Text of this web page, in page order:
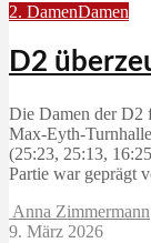
2. DamenDamen
D2
Die Damen der D2
(25:23, 25:13,
Partie war geprägt
Anna Zimmermann
9. März 2026